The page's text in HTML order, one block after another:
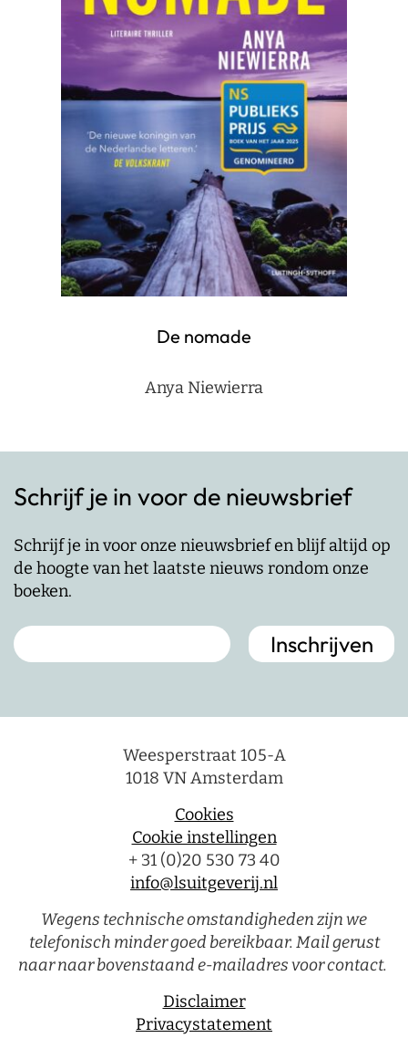
De nomade
Anya Niewierra
Schrijf je in voor de nieuwsbrief
Schrijf je in voor onze nieuwsbrief en blijf altijd op
de hoogte van het laatste nieuws rondom onze
boeken.
Weesperstraat 105-A
1018 VN Amsterdam
Cookies
Cookie instellingen
+ 31 (0)20 530 73 40
info@lsuitgeverij.nl
Wegens technische omstandigheden zijn we
telefonisch minder goed bereikbaar. Mail gerust
naar naar bovenstaand e-mailadres voor contact.
Disclaimer
Privacystatement